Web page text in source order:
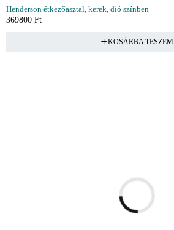
Henderson étkezőasztal, kerek, dió színben
369800 Ft
KOSÁRBA TESZEM